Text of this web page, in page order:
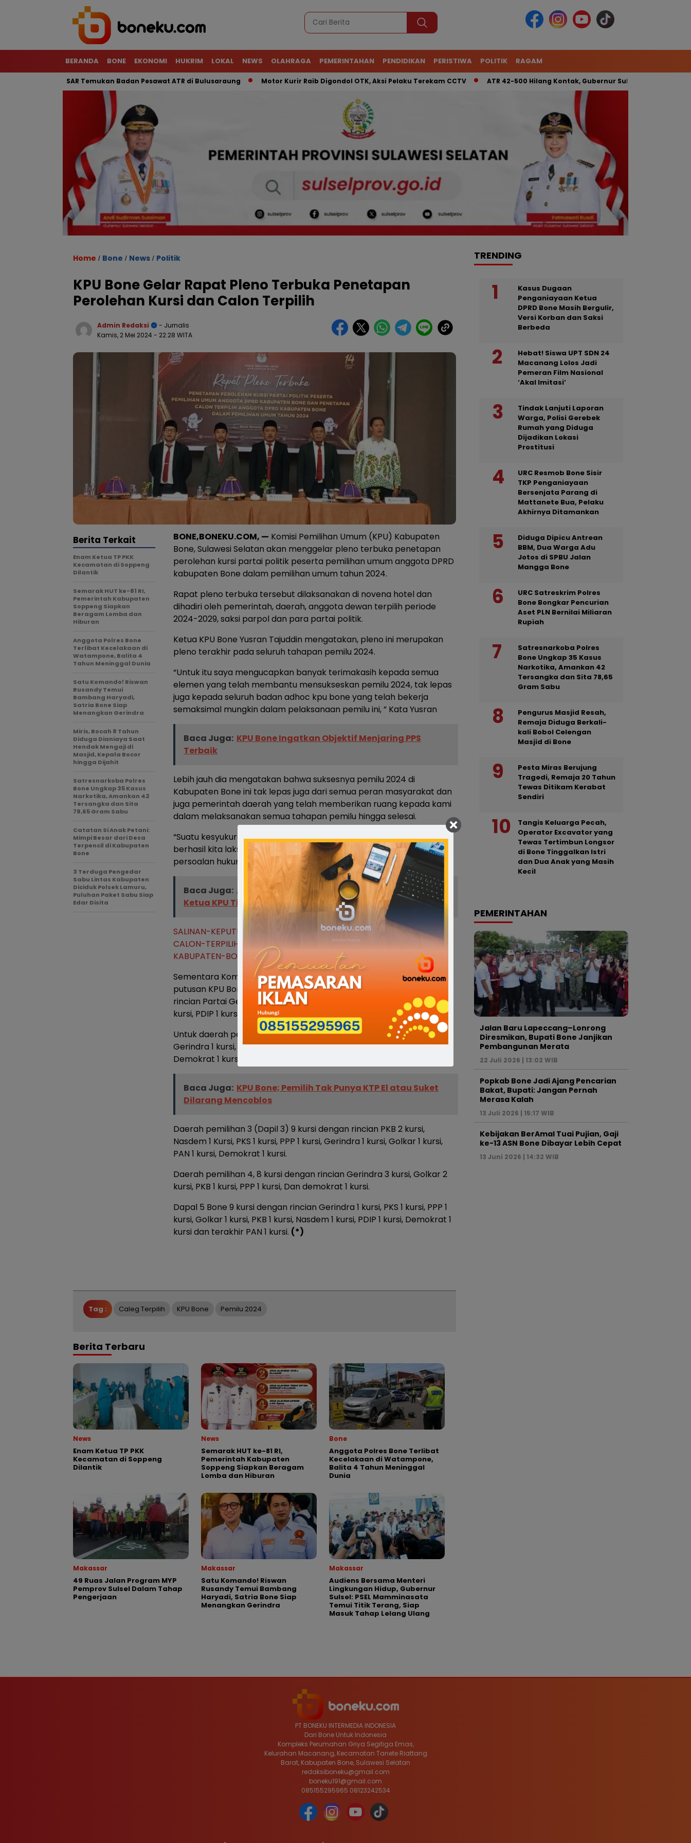
BERANDA BONE EKONOMI HUKRIM LOKAL NEWS OLAHRAGA PEMERINTAHAN PENDIDIKAN PERISTIWA POLITIK RAGAM
Tim SAR Temukan Badan Pesawat ATR di Bulusaraung Motor Kurir Raib Digondol OTK, Aksi Pelaku Terekam CCTV ATR 42-500 Hilang Kontak, Gubernur Sulsel: Kita Kerahkan Tim
Home / Bone / News / Politik
KPU Bone Gelar Rapat Pleno Terbuka Penetapan
Perolehan Kursi dan Calon Terpilih
Admin Redaksi
- Jurnalis
Kamis, 2 Mei 2024 - 22:28 WITA
BONE,BONEKU.COM, — Komisi Pemilihan Umum (KPU) Kabupaten
Bone, Sulawesi Selatan akan menggelar pleno terbuka penetapan
perolehan kursi partai politik peserta pemilihan umum anggota DPRD
kabupaten Bone dalam pemilihan umum tahun 2024.
Rapat pleno terbuka tersebut dilaksanakan di novena hotel dan
dihadiri oleh pemerintah, daerah, anggota dewan terpilih periode
2024-2029, saksi parpol dan para partai politik.
Ketua KPU Bone Yusran Tajuddin mengatakan, pleno ini merupakan
pleno terakhir pada seluruh tahapan pemilu 2024.
“Untuk itu saya mengucapkan banyak terimakasih kepada semua
elemen yang telah membantu mensukseskan pemilu 2024, tak lepas
juga kepada seluruh badan adhoc kpu bone yang telah bekerja
semaksimal mungkin dalam pelaksanaan pemilu ini, ” Kata Yusran
Baca Juga: KPU Bone Ingatkan Objektif Menjaring PPS
Terbaik
Lebih jauh dia mengatakan bahwa suksesnya pemilu 2024 di
Kabupaten Bone ini tak lepas juga dari semua peran masyarakat dan
juga pemerintah daerah yang telah memberikan ruang kepada kami
dalam melaksanakan semua tahapan pemilu hingga selesai.
“Suatu kesyukuran buat kita semua karena pemilu di kabupaten Bone
berhasil kita laksanakan dengan sukses tanpa adanya persoalan
persoalan hukum atau sengketa pemilu, ” Tambahnya
Baca Juga: Aliansi Rakyat Bone Tolak Pilkada Bone Jika
Ketua KPU Tidak Dicopot Dari Jabatannya
SALINAN-KEPUTUSAN-NO-3011-TAHUN-2024-TENTANG-PENETAPAN-
CALON-TERPILIH-ANGGOTA-DEWAN-PERWAKILAN-RAKYAT-DAERAH-
KABUPATEN-BONE-DALAM-PEMILIHAN-UMUM-TAHUN-2024
Sementara Komisioner KPU Divisi hukum Rusnaedi saat membacakan
putusan KPU Bone untuk di dapil 1 dengan jumlah kursi 10 dengan
rincian Partai Gerindra 2 kursi, PKB 2 kursi, Golkar 1 kursi, nasdem 1
kursi, PDIP 1 kursi, PKS 1 kursi, Hanura 1 kursi, PPP 1 kursi.
Untuk daerah pemilihan 2 sebanyak 9 kursi dengan rincian, PKB 1 kursi,
Gerindra 1 kursi, Golkar 1 kursi, Nasdem 1 kursi, PKS 1 Kursi, PAN 1 kursi,
Demokrat 1 kursi, Perindo 1, PPP 1 kursi.
Baca Juga: KPU Bone; Pemilih Tak Punya KTP El atau Suket
Dilarang Mencoblos
Daerah pemilihan 3 (Dapil 3) 9 kursi dengan rincian PKB 2 kursi,
Nasdem 1 Kursi, PKS 1 kursi, PPP 1 kursi, Gerindra 1 kursi, Golkar 1 kursi,
PAN 1 kursi, Demokrat 1 kursi.
Daerah pemilihan 4, 8 kursi dengan rincian Gerindra 3 kursi, Golkar 2
kursi, PKB 1 kursi, PPP 1 kursi, Dan demokrat 1 kursi.
Dapal 5 Bone 9 kursi dengan rincian Gerindra 1 kursi, PKS 1 kursi, PPP 1
kursi, Golkar 1 kursi, PKB 1 kursi, Nasdem 1 kursi, PDIP 1 kursi, Demokrat 1
kursi dan terakhir PAN 1 kursi. (*)
Berita Terkait
Enam Ketua TP PKK
Kecamatan di Soppeng
Dilantik
Semarak HUT ke-81 RI,
Pemerintah Kabupaten
Soppeng Siapkan
Beragam Lomba dan
Hiburan
Anggota Polres Bone
Terlibat Kecelakaan di
Watampone, Balita 4
Tahun Meninggal Dunia
Satu Komando! Riswan
Rusandy Temui
Bambang Haryadi,
Satria Bone Siap
Menangkan Gerindra
Miris, Bocah 8 Tahun
Diduga Dianiaya Saat
Hendak Mengaji di
Masjid, Kepala Bocor
hingga Dijahit
Satresnarkoba Polres
Bone Ungkap 35 Kasus
Narkotika, Amankan 42
Tersangka dan Sita
78,65 Gram Sabu
Catatan Si Anak Petani:
Mimpi Besar dari Desa
Terpencil di Kabupaten
Bone
3 Terduga Pengedar
Sabu Lintas Kabupaten
Diciduk Polsek Lamuru,
Puluhan Paket Sabu Siap
Edar Disita
Tag : Caleg Terpilih KPU Bone Pemilu 2024
Berita Terbaru
News
Enam Ketua TP PKK
Kecamatan di Soppeng
Dilantik
News
Semarak HUT ke-81 RI,
Pemerintah Kabupaten
Soppeng Siapkan Beragam
Lomba dan Hiburan
Bone
Anggota Polres Bone Terlibat
Kecelakaan di Watampone,
Balita 4 Tahun Meninggal
Dunia
Makassar
49 Ruas Jalan Program MYP
Pemprov Sulsel Dalam Tahap
Pengerjaan
Makassar
Satu Komando! Riswan
Rusandy Temui Bambang
Haryadi, Satria Bone Siap
Menangkan Gerindra
Makassar
Audiens Bersama Menteri
Lingkungan Hidup, Gubernur
Sulsel: PSEL Mamminasata
Temui Titik Terang, Siap
Masuk Tahap Lelang Ulang
TRENDING
Kasus Dugaan
Penganiayaan Ketua
DPRD Bone Masih Bergulir,
Versi Korban dan Saksi
Berbeda
Hebat! Siswa UPT SDN 24
Macanang Lolos Jadi
Pemeran Film Nasional
‘Akal Imitasi’
Tindak Lanjuti Laporan
Warga, Polisi Gerebek
Rumah yang Diduga
Dijadikan Lokasi
Prostitusi
URC Resmob Bone Sisir
TKP Penganiayaan
Bersenjata Parang di
Mattanete Bua, Pelaku
Akhirnya Ditamankan
Diduga Dipicu Antrean
BBM, Dua Warga Adu
Jotos di SPBU Jalan
Mangga Bone
URC Satreskrim Polres
Bone Bongkar Pencurian
Aset PLN Bernilai Miliaran
Rupiah
Satresnarkoba Polres
Bone Ungkap 35 Kasus
Narkotika, Amankan 42
Tersangka dan Sita 78,65
Gram Sabu
Pengurus Masjid Resah,
Remaja Diduga Berkali-
kali Bobol Celengan
Masjid di Bone
Pesta Miras Berujung
Tragedi, Remaja 20 Tahun
Tewas Ditikam Kerabat
Sendiri
Tangis Keluarga Pecah,
Operator Excavator yang
Tewas Tertimbun Longsor
di Bone Tinggalkan Istri
dan Dua Anak yang Masih
Kecil
PEMERINTAHAN
Jalan Baru Lapeccang–Lonrong
Diresmikan, Bupati Bone Janjikan
Pembangunan Merata
22 Juli 2026 | 13:02 WIB
Popkab Bone Jadi Ajang Pencarian
Bakat, Bupati: Jangan Pernah
Merasa Kalah
13 Juli 2026 | 15:17 WIB
Kebijakan BerAmal Tuai Pujian, Gaji
ke-13 ASN Bone Dibayar Lebih Cepat
13 Juni 2026 | 14:32 WIB
PT BONEKU INTERMEDIA INDONESIA
Dari Bone Untuk Indonesia
Kompleks Perumahan Griya Segitiga Emas,
Kelurahan Macanang, Kecamatan Tanete Riattang
Barat, Kabupaten Bone, Sulawesi Selatan
redaksiboneku@gmail.com
boneku191@gmail.com
085155295965 08123242534